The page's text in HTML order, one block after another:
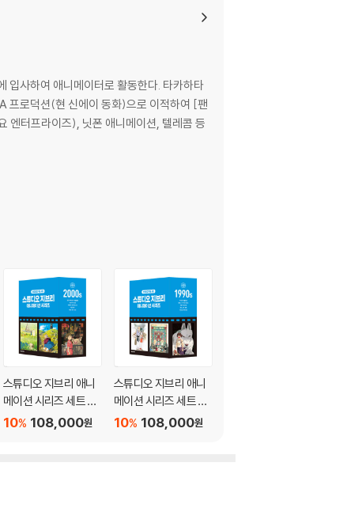
입사하여 애니메이터로 활동한다. 타카하타
프로덕션(현 신에이 동화)으로 이적하여 [팬
엔터프라이즈), 닛폰 애니메이션, 텔레콤 등
스튜디오 지브리 애니
메이션 시리즈 세트 박
스판 : 2000년대
108,000원
10%
스튜디오 지브리 애니
메이션 시리즈 세트 박
스판 : 1990년대
108,000원
10%